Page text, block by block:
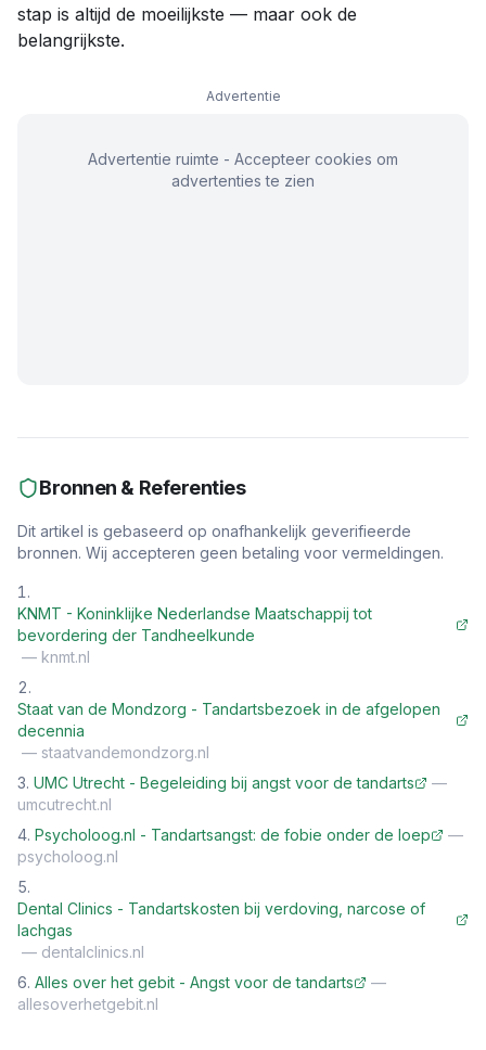
stap is altijd de moeilijkste — maar ook de
belangrijkste.
Advertentie
Advertentie ruimte - Accepteer cookies om
advertenties te zien
Bronnen & Referenties
Dit artikel is gebaseerd op onafhankelijk geverifieerde
bronnen. Wij accepteren geen betaling voor vermeldingen.
KNMT - Koninklijke Nederlandse Maatschappij tot
bevordering der Tandheelkunde
— knmt.nl
Staat van de Mondzorg - Tandartsbezoek in de afgelopen
decennia
— staatvandemondzorg.nl
UMC Utrecht - Begeleiding bij angst voor de tandarts
—
umcutrecht.nl
Psycholoog.nl - Tandartsangst: de fobie onder de loep
—
psycholoog.nl
Dental Clinics - Tandartskosten bij verdoving, narcose of
lachgas
— dentalclinics.nl
Alles over het gebit - Angst voor de tandarts
—
allesoverhetgebit.nl